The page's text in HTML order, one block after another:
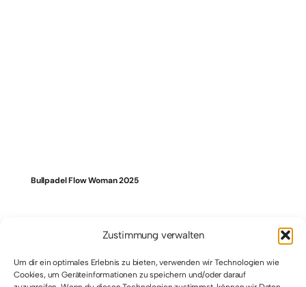
Zustimmung verwalten
Um dir ein optimales Erlebnis zu bieten, verwenden wir Technologien wie
Cookies, um Geräteinformationen zu speichern und/oder darauf
Bullpadel Flow Woman 2025